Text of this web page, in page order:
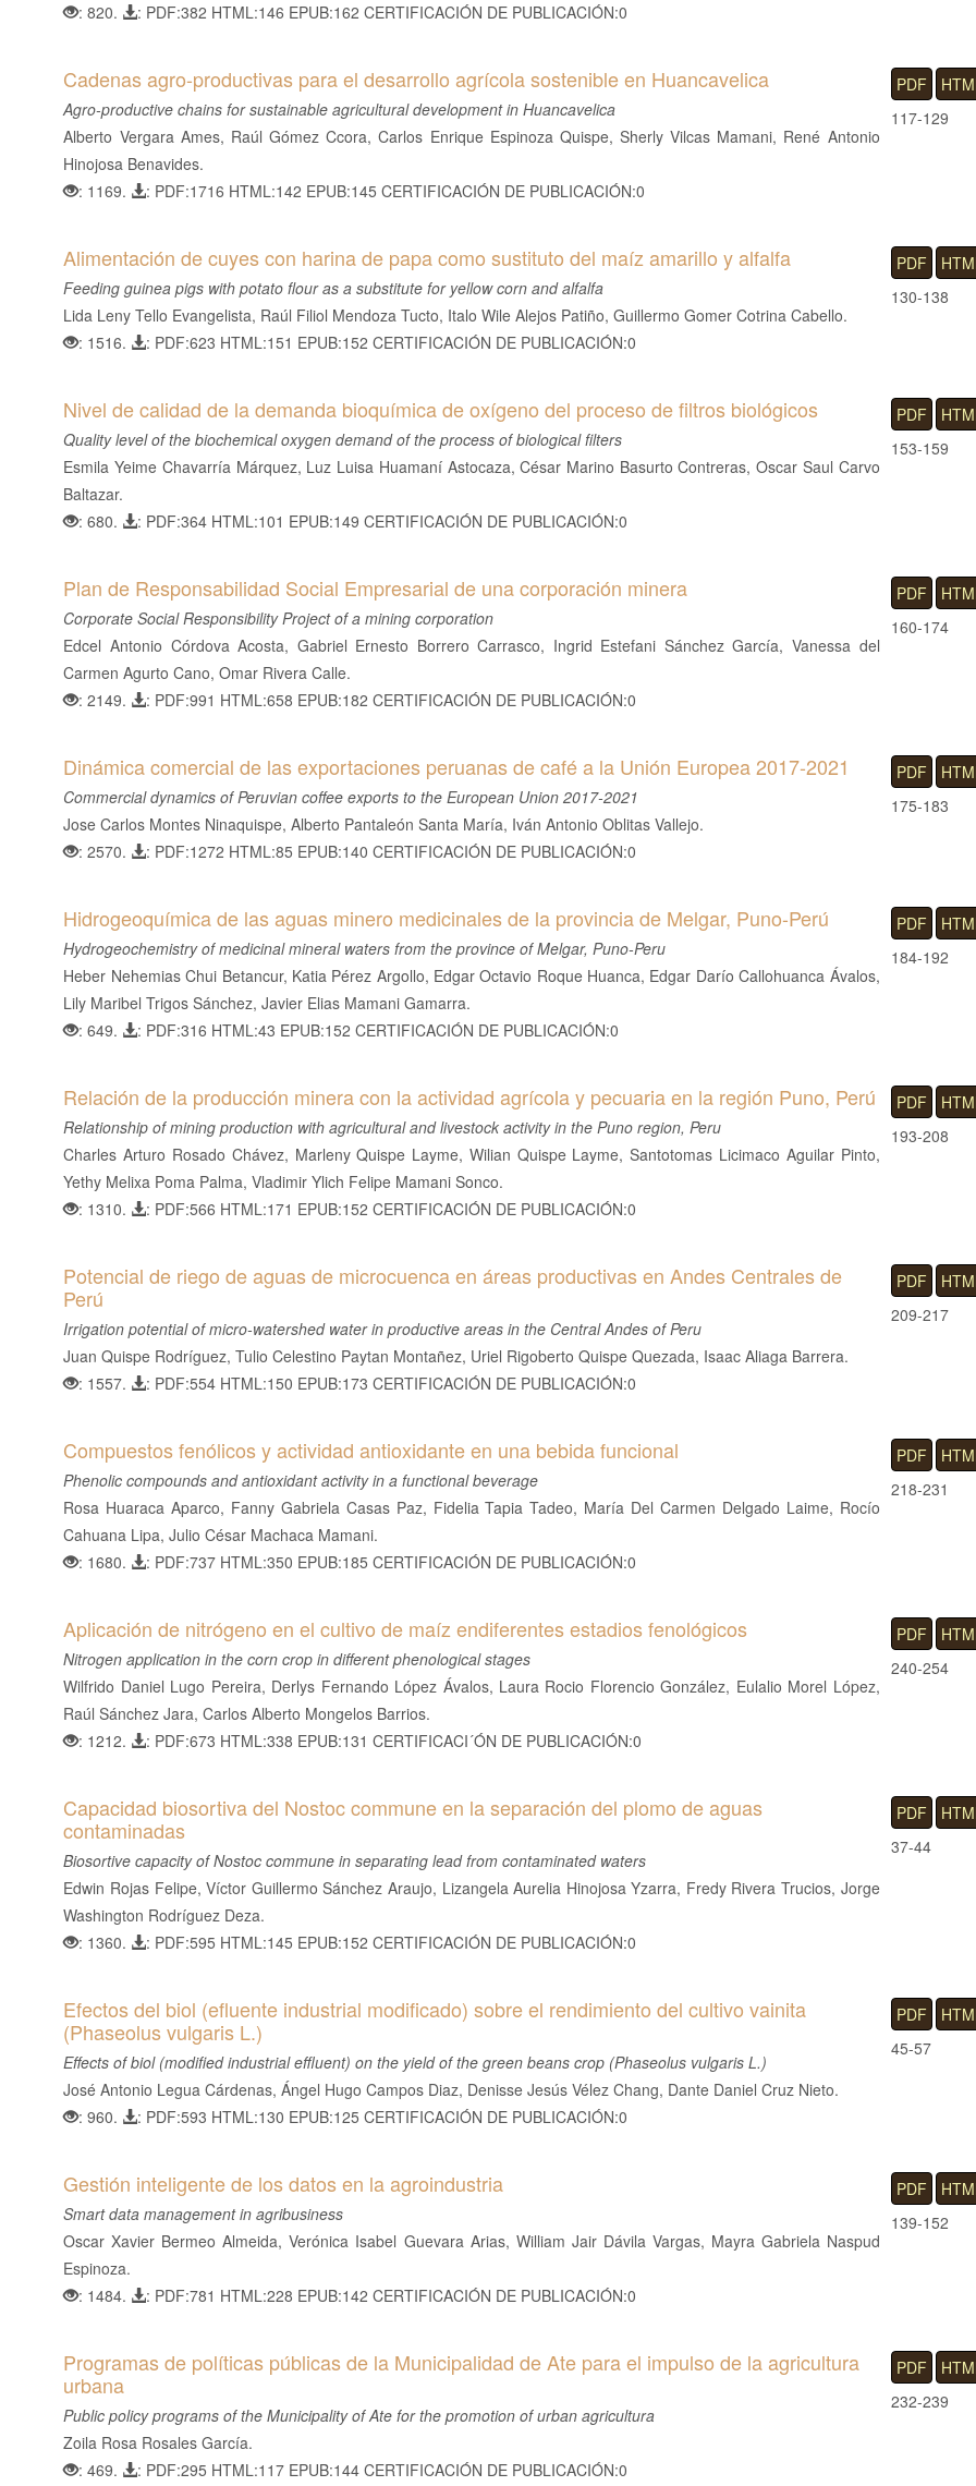
: 820.
: PDF:382 HTML:146 EPUB:162 CERTIFICACIÓN DE PUBLICACIÓN:0
Cadenas agro-productivas para el desarrollo agrícola sostenible en Huancavelica
Agro-productive chains for sustainable agricultural development in Huancavelica
Alberto Vergara Ames, Raúl Gómez Ccora, Carlos Enrique Espinoza Quispe, Sherly Vilcas Mamani, René Antonio
Hinojosa Benavides.
: 1169.
: PDF:1716 HTML:142 EPUB:145 CERTIFICACIÓN DE PUBLICACIÓN:0
PDF
117-129
Alimentación de cuyes con harina de papa como sustituto del maíz amarillo y alfalfa
Feeding guinea pigs with potato flour as a substitute for yellow corn and alfalfa
Lida Leny Tello Evangelista, Raúl Filiol Mendoza Tucto, Italo Wile Alejos Patiño, Guillermo Gomer Cotrina Cabello.
: 1516.
: PDF:623 HTML:151 EPUB:152 CERTIFICACIÓN DE PUBLICACIÓN:0
PDF
130-138
Nivel de calidad de la demanda bioquímica de oxígeno del proceso de filtros biológicos
Quality level of the biochemical oxygen demand of the process of biological filters
Esmila Yeime Chavarría Márquez, Luz Luisa Huamaní Astocaza, César Marino Basurto Contreras, Oscar Saul Carvo
Baltazar.
: 680.
: PDF:364 HTML:101 EPUB:149 CERTIFICACIÓN DE PUBLICACIÓN:0
PDF
153-159
Plan de Responsabilidad Social Empresarial de una corporación minera
Corporate Social Responsibility Project of a mining corporation
Edcel Antonio Córdova Acosta, Gabriel Ernesto Borrero Carrasco, Ingrid Estefani Sánchez García, Vanessa del
Carmen Agurto Cano, Omar Rivera Calle.
: 2149.
: PDF:991 HTML:658 EPUB:182 CERTIFICACIÓN DE PUBLICACIÓN:0
PDF
160-174
Dinámica comercial de las exportaciones peruanas de café a la Unión Europea 2017-2021
Commercial dynamics of Peruvian coffee exports to the European Union 2017-2021
Jose Carlos Montes Ninaquispe, Alberto Pantaleón Santa María, Iván Antonio Oblitas Vallejo.
: 2570.
: PDF:1272 HTML:85 EPUB:140 CERTIFICACIÓN DE PUBLICACIÓN:0
PDF
175-183
Hidrogeoquímica de las aguas minero medicinales de la provincia de Melgar, Puno-Perú
Hydrogeochemistry of medicinal mineral waters from the province of Melgar, Puno-Peru
Heber Nehemias Chui Betancur, Katia Pérez Argollo, Edgar Octavio Roque Huanca, Edgar Darío Callohuanca Ávalos,
Lily Maribel Trigos Sánchez, Javier Elias Mamani Gamarra.
: 649.
: PDF:316 HTML:43 EPUB:152 CERTIFICACIÓN DE PUBLICACIÓN:0
PDF
184-192
Relación de la producción minera con la actividad agrícola y pecuaria en la región Puno, Perú
Relationship of mining production with agricultural and livestock activity in the Puno region, Peru
Charles Arturo Rosado Chávez, Marleny Quispe Layme, Wilian Quispe Layme, Santotomas Licimaco Aguilar Pinto,
Yethy Melixa Poma Palma, Vladimir Ylich Felipe Mamani Sonco.
: 1310.
: PDF:566 HTML:171 EPUB:152 CERTIFICACIÓN DE PUBLICACIÓN:0
PDF
193-208
Potencial de riego de aguas de microcuenca en áreas productivas en Andes Centrales de
Perú
Irrigation potential of micro-watershed water in productive areas in the Central Andes of Peru
Juan Quispe Rodríguez, Tulio Celestino Paytan Montañez, Uriel Rigoberto Quispe Quezada, Isaac Aliaga Barrera.
: 1557.
: PDF:554 HTML:150 EPUB:173 CERTIFICACIÓN DE PUBLICACIÓN:0
PDF
209-217
Compuestos fenólicos y actividad antioxidante en una bebida funcional
Phenolic compounds and antioxidant activity in a functional beverage
Rosa Huaraca Aparco, Fanny Gabriela Casas Paz, Fidelia Tapia Tadeo, María Del Carmen Delgado Laime, Rocío
Cahuana Lipa, Julio César Machaca Mamani.
: 1680.
: PDF:737 HTML:350 EPUB:185 CERTIFICACIÓN DE PUBLICACIÓN:0
PDF
218-231
Aplicación de nitrógeno en el cultivo de maíz endiferentes estadios fenológicos
Nitrogen application in the corn crop in different phenological stages
Wilfrido Daniel Lugo Pereira, Derlys Fernando López Ávalos, Laura Rocio Florencio González, Eulalio Morel López,
Raúl Sánchez Jara, Carlos Alberto Mongelos Barrios.
: 1212.
: PDF:673 HTML:338 EPUB:131 CERTIFICACI´ÓN DE PUBLICACIÓN:0
PDF
240-254
Capacidad biosortiva del Nostoc commune en la separación del plomo de aguas
contaminadas
Biosortive capacity of Nostoc commune in separating lead from contaminated waters
Edwin Rojas Felipe, Víctor Guillermo Sánchez Araujo, Lizangela Aurelia Hinojosa Yzarra, Fredy Rivera Trucios, Jorge
Washington Rodríguez Deza.
: 1360.
: PDF:595 HTML:145 EPUB:152 CERTIFICACIÓN DE PUBLICACIÓN:0
PDF
37-44
Efectos del biol (efluente industrial modificado) sobre el rendimiento del cultivo vainita
(Phaseolus vulgaris L.)
Effects of biol (modified industrial effluent) on the yield of the green beans crop (Phaseolus vulgaris L.)
José Antonio Legua Cárdenas, Ángel Hugo Campos Diaz, Denisse Jesús Vélez Chang, Dante Daniel Cruz Nieto.
: 960.
: PDF:593 HTML:130 EPUB:125 CERTIFICACIÓN DE PUBLICACIÓN:0
PDF
45-57
Gestión inteligente de los datos en la agroindustria
Smart data management in agribusiness
Oscar Xavier Bermeo Almeida, Verónica Isabel Guevara Arias, William Jair Dávila Vargas, Mayra Gabriela Naspud
Espinoza.
: 1484.
: PDF:781 HTML:228 EPUB:142 CERTIFICACIÓN DE PUBLICACIÓN:0
PDF
139-152
Programas de políticas públicas de la Municipalidad de Ate para el impulso de la agricultura
urbana
Public policy programs of the Municipality of Ate for the promotion of urban agricultura
Zoila Rosa Rosales García.
: 469.
: PDF:295 HTML:117 EPUB:144 CERTIFICACIÓN DE PUBLICACIÓN:0
PDF
232-239